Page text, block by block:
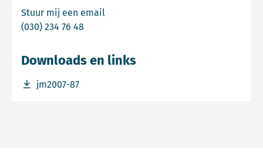
Stuur mij een email
(030) 234 76 48
Downloads en links
jm2007-87
Download bestand jm2007-87